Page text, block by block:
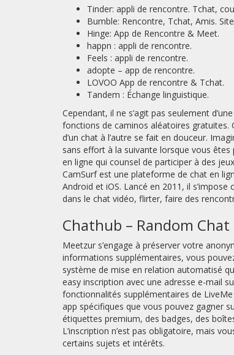
Tinder: appli de rencontre. Tchat,
Bumble: Rencontre, Tchat, Amis.
Hinge: App de Rencontre & Meet.
happn : appli de rencontre.
Feels : appli de rencontre.
adopte – app de rencontre.
LOVOO App de rencontre & Tchat.
Tandem : Échange linguistique.
Cependant, il ne s’agit pas seulement
fonctions de caminos aléatoires gratuites.
d’un chat à l’autre se fait en douceur.
sans effort à la suivante lorsque vous
en ligne qui counsel de participer à des
CamSurf est une plateforme de chat en
Android et iOS. Lancé en 2011, il
dans le chat vidéo, flirter, faire des
Chathub – Random
Meetzur s’engage à préserver votre
informations supplémentaires, vous
système de mise en relation automatisé
easy inscription avec une adresse e-mail
fonctionnalités supplémentaires de
app spécifiques que vous pouvez gagner
étiquettes premium, des badges, des
L’inscription n’est pas obligatoire, mais
certains sujets et intérêts.